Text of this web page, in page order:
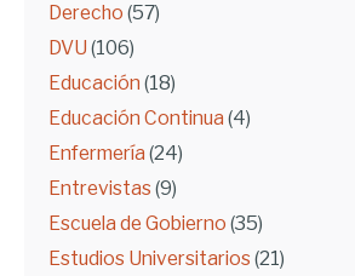
Derecho (57)
DVU (106)
Educación (18)
Educación Continua (4)
Enfermería (24)
Entrevistas (9)
Escuela de Gobierno (35)
Estudios Universitarios (21)